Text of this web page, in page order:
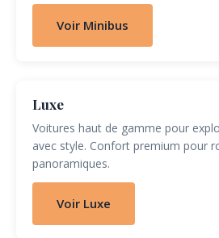
Voir Minibus
Luxe
Voitures haut de gamme pour
avec style. Confort premium pour
panoramiques.
Voir Luxe